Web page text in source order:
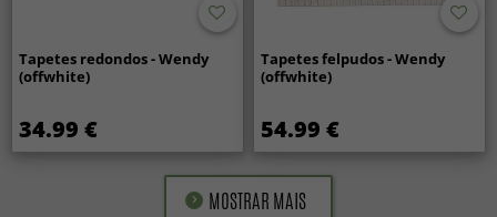
Tapetes redondos - Wendy
(offwhite)
34.99 €
Tapetes felpudos - Wendy
(offwhite)
54.99 €
MOSTRAR MAIS